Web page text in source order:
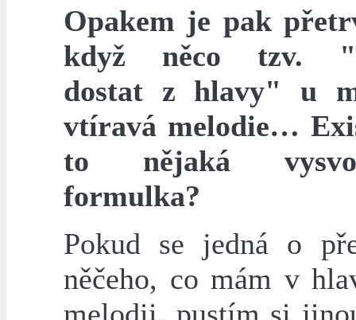
Opakem je pak
když něco tzv.
dostat z hlavy" u
vtíravá melodie…
to nějaká
formulka?
Pokud se jedná o
něčeho, co mám v